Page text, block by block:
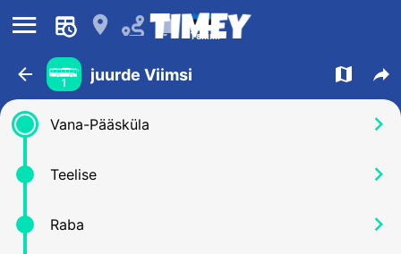
󰍜 󰍎 󰂚 Tallinn
󰁍 1 juurde Viimsi 󰍍 󰒖
Vana-Pääsküla 󰅂
Teelise 󰅂
Raba 󰅂